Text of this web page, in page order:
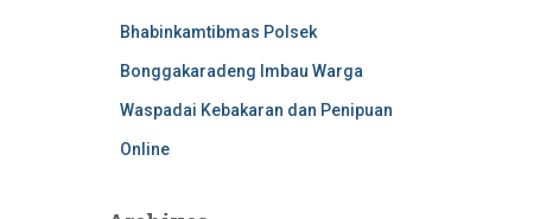
Bhabinkamtibmas Polsek
Bonggakaradeng Imbau Warga
Waspadai Kebakaran dan Penipuan
Online